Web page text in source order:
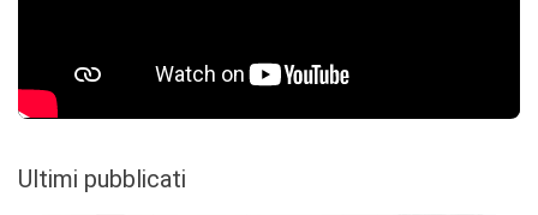
Ultimi pubblicati